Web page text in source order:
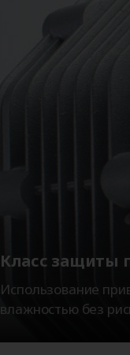
Класс защиты
Использование
влажностью без